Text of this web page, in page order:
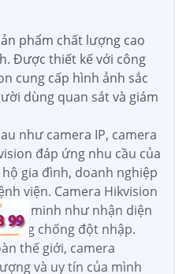
phẩm chất lượng cao
Được thiết kế với công
cung cấp hình ảnh sắc
dùng quan sát và giám
như camera IP, camera
đáp ứng nhu cầu của
gia đình, doanh nghiệp
viện. Camera Hikvision
minh như nhận diện
chống đột nhập.
thế giới, camera
và uy tín của mình